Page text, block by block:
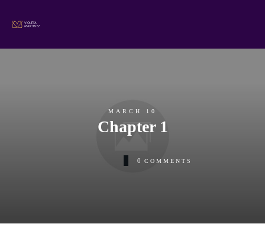
MARCH 10
Chapter 1
0 COMMENTS